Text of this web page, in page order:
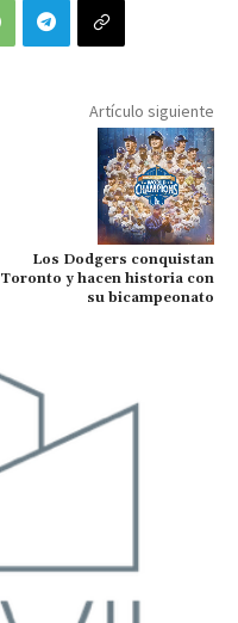
Artículo siguiente
Los Dodgers conquistan
Toronto y hacen historia con
su bicampeonato